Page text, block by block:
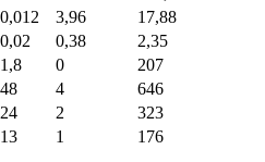
0,012 3,96
17,88
0,02 0,38
2,35
1,8 0
207
48 4
646
24 2
323
13 1 176